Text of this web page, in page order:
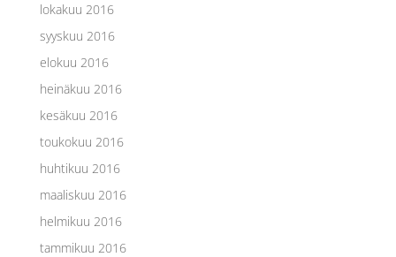
lokakuu 2016
syyskuu 2016
elokuu 2016
heinäkuu 2016
kesäkuu 2016
toukokuu 2016
huhtikuu 2016
maaliskuu 2016
helmikuu 2016
tammikuu 2016